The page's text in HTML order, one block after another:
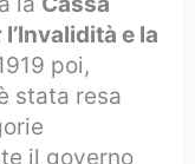
e la
poi,
stata resa
il governo